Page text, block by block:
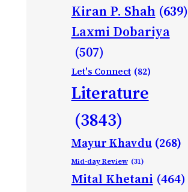
Kiran P. Shah (639)
Laxmi Dobariya
(507)
Let's Connect (82)
Literature
(3843)
Mayur Khavdu (268)
Mid-day Review (31)
Mital Khetani (464)